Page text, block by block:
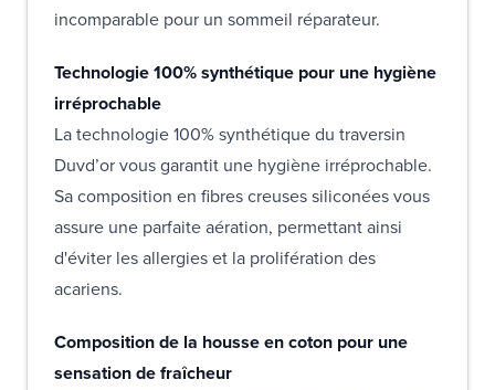
incomparable pour un sommeil réparateur.
Technologie 100% synthétique pour une hygiène
irréprochable
La technologie 100% synthétique du traversin
Duvd’or vous garantit une hygiène irréprochable.
Sa composition en fibres creuses siliconées vous
assure une parfaite aération, permettant ainsi
d'éviter les allergies et la prolifération des
acariens.
Composition de la housse en coton pour une
sensation de fraîcheur